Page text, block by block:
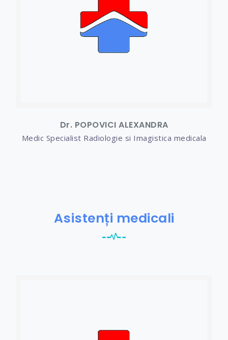
Dr. POPOVICI ALEXANDRA
Medic Specialist Radiologie si Imagistica medicala
Asistenți medicali